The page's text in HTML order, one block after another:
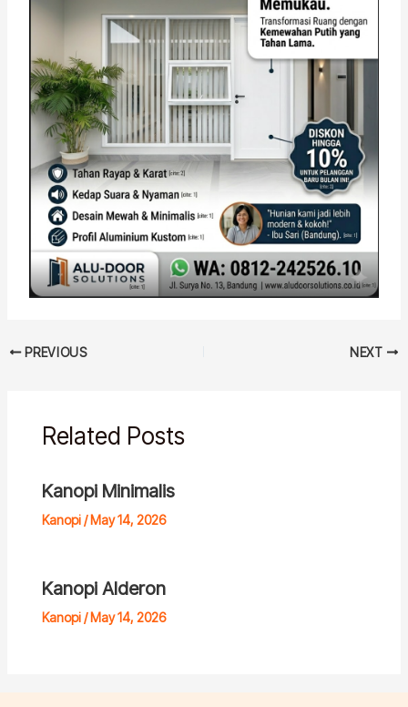
PREVIOUS NEXT
Related Posts
Kanopi Minimalis
Kanopi/May 14, 2026
Kanopi Alderon
Kanopi/May 14, 2026